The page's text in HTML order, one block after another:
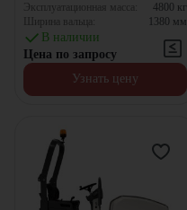
Эксплуатационная масса:
4800 кг
Ширина вальца:
1380 мм
В наличии
Цена по запросу
Узнать цену